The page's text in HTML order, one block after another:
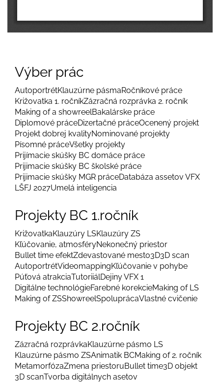
Výber prác
AutoportrétKlauzúrne pásmaRočníkové práce
Križovatka 1. ročníkZázračná rozprávka 2. ročník
Making of a showreelBakalárske práce
Diplomové práceDizertačné práceOcenený projekt
Projekt dobrej kvalityNominované projekty
Písomné práceVšetky projekty
Prijímacie skúšky BC domáce práce
Prijimacie skúšky BC školské práce
Prijimacie skúšky MGR práceDatabáza assetov VFX
LŠFJ 2027Umelá inteligencia
Projekty BC 1.ročník
KrižovatkaKlauzúry LSKlauzúry ZS
Kľúčovanie, atmosféryNekonečný priestor
Bullet time efektZdevastované mesto3D3D scan
AutoportrétVideomappingKľúčovanie v pohybe
Púťová atrakciaTutoriiálDejiny VFX 1
Digitálne technológieFarebné korekcieMaking of LS
Making of ZSShowreelSpoluprácaVlastné cvičenie
Projekty BC 2.ročník
Zázračná rozprávkaKlauzúrne pásmo LS
Klauzúrne pásmo ZSAnimatik BCMaking of 2. ročník
MetamorfózaZmena priestoruBullet time3D objekt
3D scanTvorba digitálnych asetov